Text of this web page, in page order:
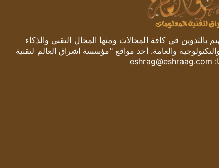
في كافة المجالات ومنها المجال التقني والذكاء
والعامة. أحد مواقع "مؤسسة اشراق العالم لتقنية
eshrag@eshraag.com